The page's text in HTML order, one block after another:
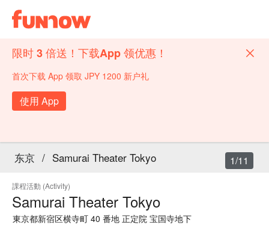
限时 3 倍送！下载App 领优惠！
首次下载 App 领取 JPY 1200 新户礼
使用 App
东京 / Samurai Theater Tokyo
課程活動 (Activity)
Samurai Theater Tokyo
東京都新宿区横寺町 40 番地 正定院 宝国寺地下
1/11